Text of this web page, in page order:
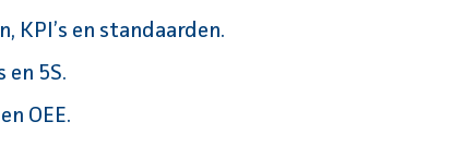
KPI’s en standaarden.
en 5S.
OEE.